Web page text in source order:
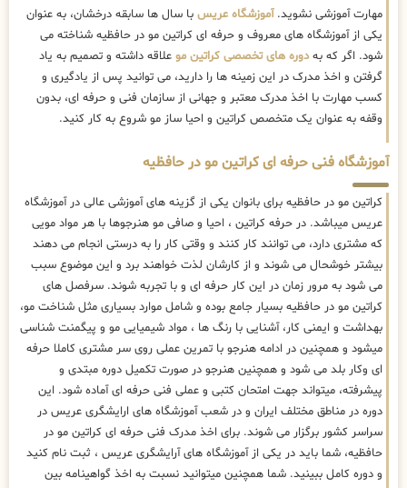
مهارت آموزشی نشوید.آموزشگاه عریس با سال ها سابقه درخشان، به عنوان
یکی از آموزشگاه های معروف و حرفه ای کراتین مو در حافظیه شناخته می
شود. اگر که بهدوره های تخصصی کراتین مو علاقه داشته و تصمیم به یاد
گرفتن و اخذ مدرک در این زمینه ها را دارید، می توانید پس از یادگیری و
کسب مهارت با اخذ مدرک معتبر و جهانی از سازمان فنی و حرفه ای، بدون
وقفه به عنوان یک متخصص کراتین و احیا ساز مو شروع به کار کنید.
آموزشگاه فنی حرفه ای کراتین مو در حافظیه
کراتین مو در حافظیه برای بانوان یکی از گزینه های آموزشی عالی در آموزشگاه
عریس میباشد. در حرفه کراتین ، احیا و صافی مو هنرجوها با هر مواد مویی
که مشتری دارد، می توانند کار کنند و وقتی کار را به درستی انجام می دهند
بیشتر خوشحال می شوند و از کارشان لذت خواهند برد و این موضوع سبب
می شود به مرور زمان در این کار حرفه ای و با تجربه شوند. سرفصل های
کراتین مو در حافظیه بسیار جامع بوده و شامل موارد بسیاری مثل شناخت مو،
بهداشت و ایمنی کار، آشنایی با رنگ ها ، مواد شیمیایی مو و پیگمنت شناسی
میشود و همچنین در ادامه هنرجو با تمرین عملی روی سر مشتری کاملا حرفه
ای وکار بلد می شود و همچنین هنرجو در صورت تکمیل دوره مبتدی و
پیشرفته، میتواند جهت امتحان کتبی و عملی فنی حرفه ای آماده شود. این
دوره در مناطق مختلف ایران و در شعب آموزشگاه های ارایشگری عریس در
سراسر کشور برگزار می شوند. برای اخذ مدرک فنی حرفه ای کراتین مو در
حافظیه، شما باید در یکی از آموزشگاه های آرایشگری عریس ، ثبت نام کنید
و دوره کامل ببینید. شما همچنین میتوانید نسبت به اخذ گواهینامه بین